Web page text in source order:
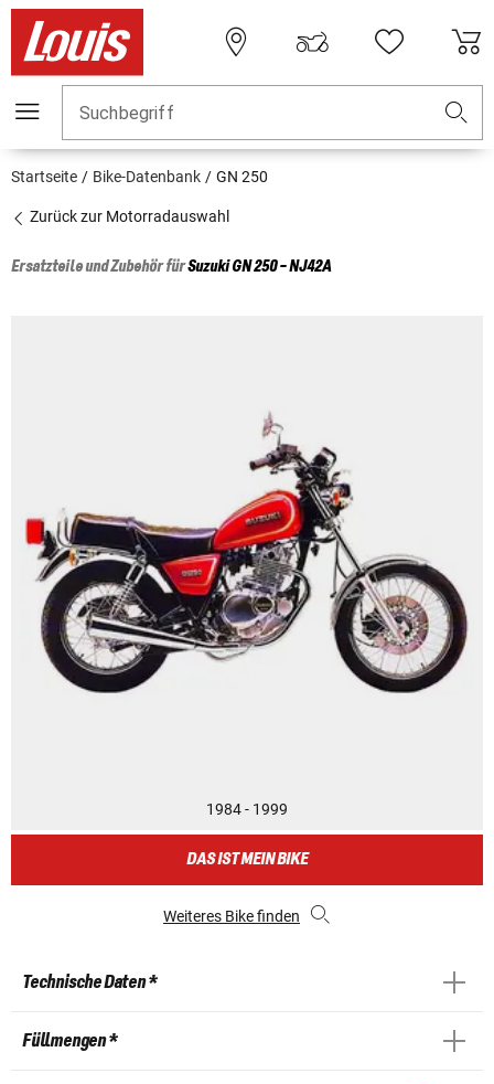
Suchbegriff
Startseite Bike-Datenbank GN 250
Zurück zur Motorradauswahl
Ersatzteile und Zubehör fürSuzukiGN 250 - NJ42A
1984 - 1999
DAS IST MEIN BIKE
Weiteres Bike finden
Technische Daten *
Füllmengen *